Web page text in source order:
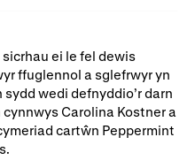
ei le fel dewis
ffuglennol a sglefrwyr yn
wedi defnyddio’r darn
Carolina Kostner a
cartŵn Peppermint